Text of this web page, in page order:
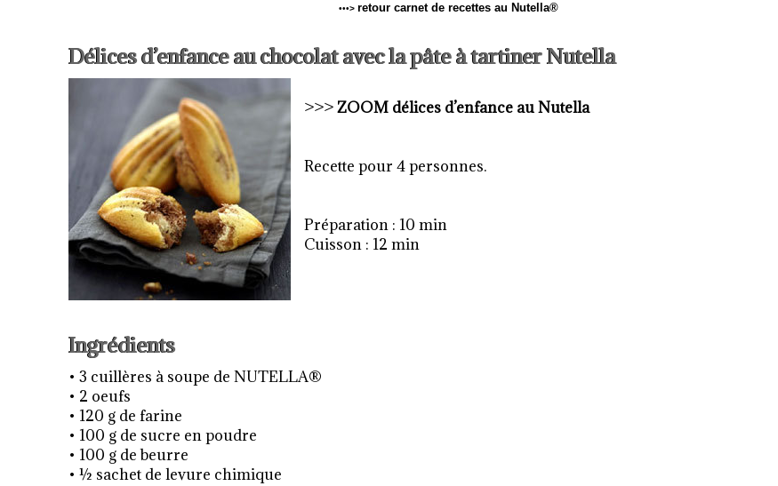
•••> retour carnet de recettes au Nutella®
Délices d’enfance au chocolat avec la pâte à tartiner Nutella
>>>ZOOM délices d’enfance au Nutella
Recette pour 4 personnes.
Préparation : 10 min
Cuisson : 12 min
Ingrédients
• 3 cuillères à soupe de NUTELLA®
• 2 oeufs
• 120 g de farine
• 100 g de sucre en poudre
• 100 g de beurre
• ½ sachet de levure chimique